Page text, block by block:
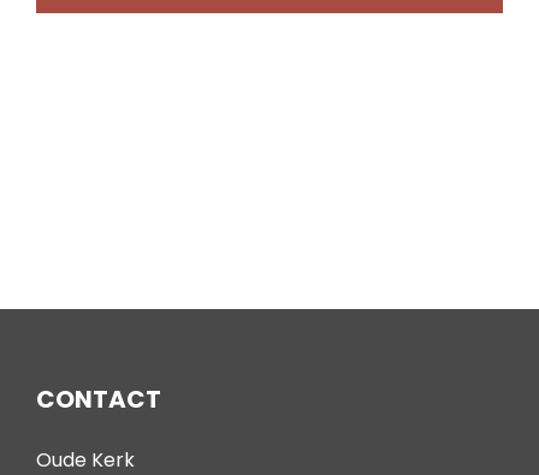
CONTACT
Oude Kerk